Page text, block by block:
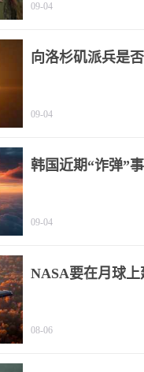
09-04
向洛杉矶派兵是
09-04
韩国近期“诈弹”
09-04
NASA要在月球上
08-06